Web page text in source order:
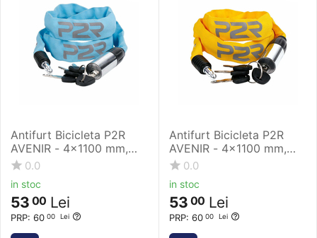
Antifurt Bicicleta P2R
AVENIR - 4x1100 mm,
Albastru
0.0
in stoc
PRP: 60 00 Lei
53 00 Lei
Antifurt Bicicleta P2R
AVENIR - 4x1100 mm,
Galben
0.0
in stoc
PRP: 60 00 Lei
53 00 Lei